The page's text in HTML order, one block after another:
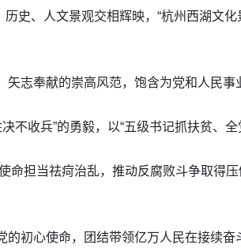
史、人文景观交相辉映，“杭州西湖文化
志奉献的崇高风范，饱含为党和人民事
收兵”的勇毅，以“五级书记抓扶贫、全
命担当祛疴治乱，推动反腐败斗争取得
初心使命，团结带领亿万人民在接续奋